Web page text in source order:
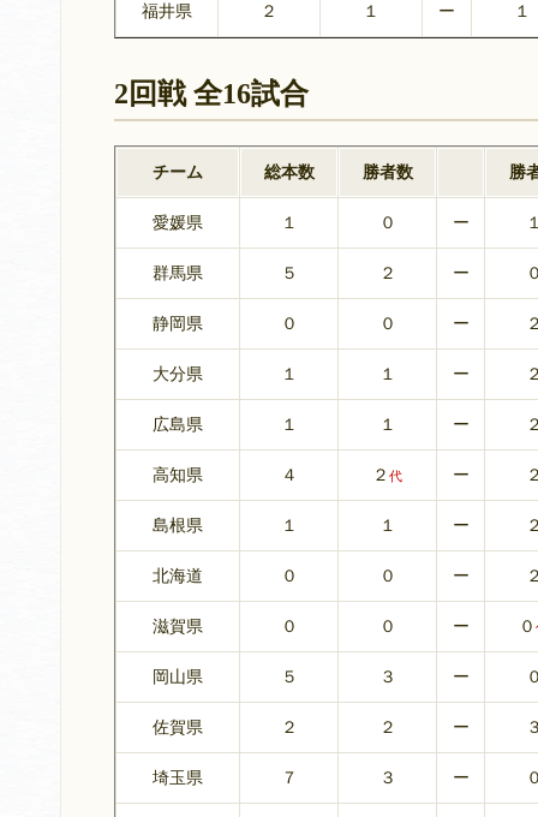
福井県 ２ １ ー １
2回戦 全16試合
チーム 総本数 勝者数 勝
愛媛県 １ ０ ー
群馬県 ５ ２ ー
静岡県 ０ ０ ー
大分県 １ １ ー
広島県 １ １ ー
高知県 ４ ２ 代 ー
島根県 １ １ ー
北海道 ０ ０ ー
滋賀県 ０ ０ ー ０
岡山県 ５ ３ ー
佐賀県 ２ ２ ー
埼玉県 ７ ３ ー